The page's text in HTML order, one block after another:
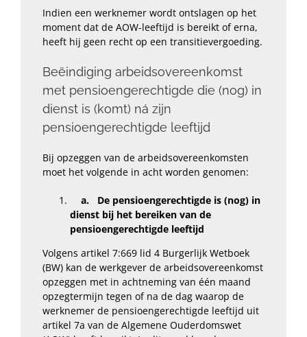
Indien een werknemer wordt ontslagen op het
moment dat de AOW-leeftijd is bereikt of erna,
heeft hij geen recht op een transitievergoeding.
Beëindiging arbeidsovereenkomst
met pensioengerechtigde die (nog) in
dienst is (komt) ná zijn
pensioengerechtigde leeftijd
Bij opzeggen van de arbeidsovereenkomsten
moet het volgende in acht worden genomen:
a. De pensioengerechtigde is (nog) in
dienst bij het bereiken van de
pensioengerechtigde leeftijd
Volgens artikel 7:669 lid 4 Burgerlijk Wetboek
(BW) kan de werkgever de arbeidsovereenkomst
opzeggen met in achtneming van één maand
opzegtermijn tegen of na de dag waarop de
werknemer de pensioengerechtigde leeftijd uit
artikel 7a van de Algemene Ouderdomswet